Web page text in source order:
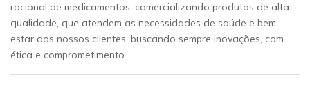
racional de medicamentos, comercializando produtos de alta
qualidade, que atendem as necessidades de saúde e bem-
estar dos nossos clientes, buscando sempre inovações, com
ética e comprometimento.